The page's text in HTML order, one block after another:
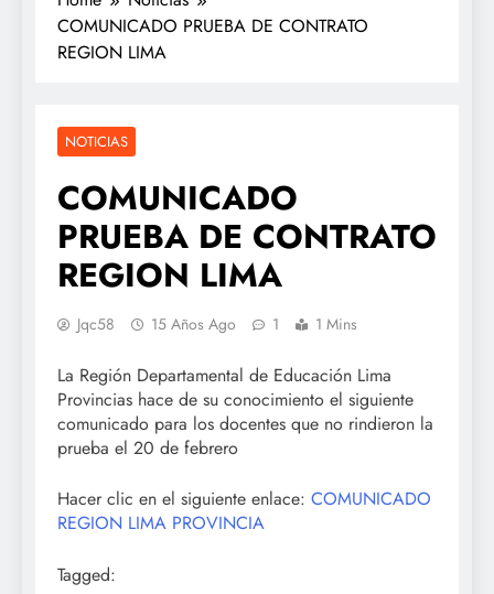
COMUNICADO PRUEBA DE CONTRATO
REGION LIMA
NOTICIAS
COMUNICADO
PRUEBA DE CONTRATO
REGION LIMA
Jqc58 15 Años Ago 1 1 Mins
La Región Departamental de Educación Lima
Provincias hace de su conocimiento el siguiente
comunicado para los docentes que no rindieron la
prueba el 20 de febrero
Hacer clic en el siguiente enlace: COMUNICADO
REGION LIMA PROVINCIA
Tagged: